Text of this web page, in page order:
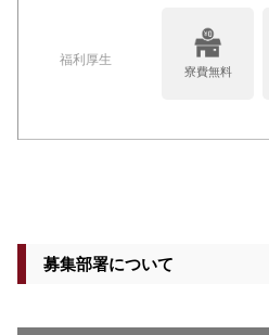
福利厚生
寮費無料
募集部署について